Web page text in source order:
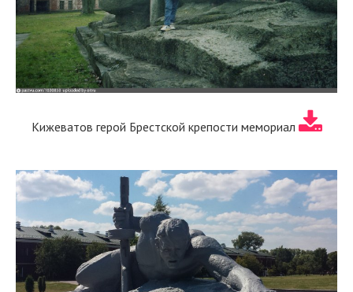
Кижеватов герой Брестской крепости мемориал